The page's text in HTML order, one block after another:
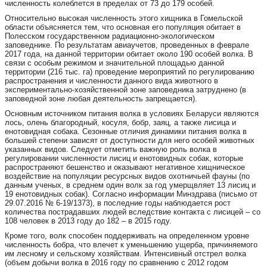
численность колеблется в пределах от 73 до 179 особей.
Относительно высокая численность этого хищника в Гомельской
области объясняется тем, что основная его популяция обитает в
Полесском государственном радиационно-экологическом
заповеднике. По результатам авиаучетов, проведенных в феврале
2017 года, на данной территории обитает около 190 особей волка. В
связи с особым режимом и значительной площадью данной
территории (216 тыс. га) проведение мероприятий по регулированию
распространения и численности данного вида животного в
экспериментально-хозяйственной зоне заповедника затруднено (в
заповедной зоне любая деятельность запрещается).
Основным источником питания волка в условиях Беларуси являются
лось, олень благородный, косуля, бобр, заяц, а также лисица и
енотовидная собака. Сезонные отличия динамики питания волка в
большей степени зависят от доступности для него особей животных
указанных видов. Следует отметить важную роль волка в
регулировании численности лисиц и енотовидных собак, которые
распространяют бешенство и оказывают негативное хищническое
воздействие на популяции ресурсных видов охотничьей фауны (по
данным ученых, в среднем один волк за год умерщвляет 13 лисиц и
19 енотовидных собак). Согласно информации Минздрава (письмо от
29.07.2016 № 6-19/1373), в последние годы наблюдается рост
количества пострадавших людей вследствие контакта с лисицей – со
108 человек в 2013 году до 182 – в 2015 году.
Кроме того, волк способен поддерживать на определенном уровне
численность бобра, что влечет к уменьшению ущерба, причиняемого
им лесному и сельскому хозяйствам. Интенсивный отстрел волка
(объем добычи волка в 2016 году по сравнению с 2012 годом